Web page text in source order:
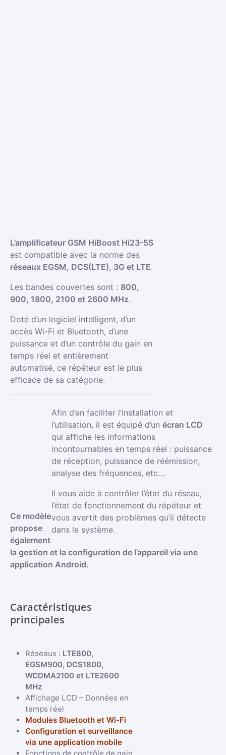
L’amplificateur GSM HiBoost Hi23-5S
est compatible avec la norme des
réseaux EGSM, DCS(LTE), 3G et LTE.
Les bandes couvertes sont : 800,
900, 1800, 2100 et 2600 MHz.
Doté d’un logiciel intelligent, d’un
accès Wi-Fi et Bluetooth, d’une
puissance et d’un contrôle du gain en
temps réel et entièrement
automatisé, ce répéteur est le plus
efficace de sa catégorie.
Afin d’en faciliter l’installation et
l’utilisation, il est équipé d’un écran LCD
qui affiche les informations
incontournables en temps réel : puissance
de réception, puissance de réémission,
analyse des fréquences, etc…
Il vous aide à contrôler l’état du réseau,
l’état de fonctionnement du répéteur et
vous avertit des problèmes qu’il détecte
dans le système.
Ce modèle
propose
également
la gestion et la configuration de l’appareil via une
application Android.
Caractéristiques
principales
Réseaux : LTE800,
EGSM900, DCS1800,
WCDMA2100 et LTE2600
MHz
Affichage LCD – Données en
temps réel
Modules Bluetooth et Wi-Fi
Configuration et surveillance
via une application mobile